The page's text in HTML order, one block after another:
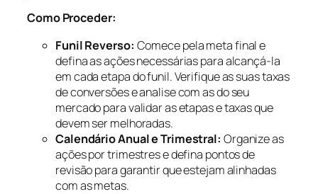
Como Proceder:
Funil Reverso: Comece pela meta final e
defina as ações necessárias para alcançá-la
em cada etapa do funil. Verifique as suas taxas
de conversões e analise com as do seu
mercado para validar as etapas e taxas que
devem ser melhoradas.
Calendário Anual e Trimestral: Organize as
ações por trimestres e defina pontos de
revisão para garantir que estejam alinhadas
com as metas.